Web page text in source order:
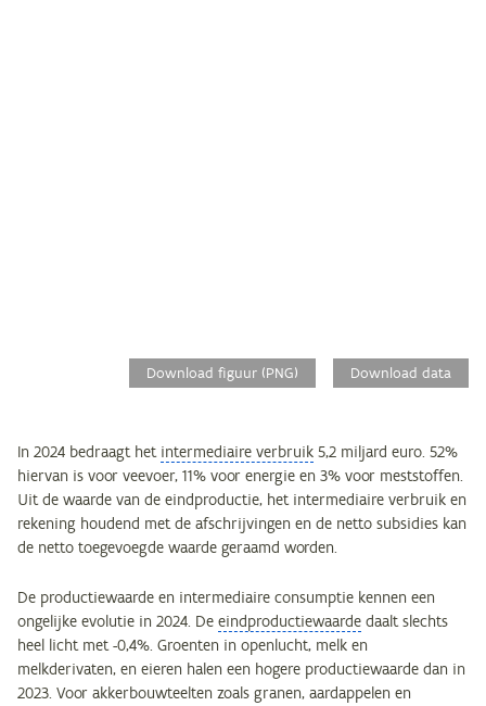
Download figuur (PNG) Download data
In 2024 bedraagt het intermediaire verbruik 5,2 miljard euro. 52%
hiervan is voor veevoer, 11% voor energie en 3% voor meststoffen.
Uit de waarde van de eindproductie, het intermediaire verbruik en
rekening houdend met de afschrijvingen en de netto subsidies kan
de netto toegevoegde waarde geraamd worden.
De productiewaarde en intermediaire consumptie kennen een
ongelijke evolutie in 2024. De eindproductiewaarde daalt slechts
heel licht met -0,4%. Groenten in openlucht, melk en
melkderivaten, en eieren halen een hogere productiewaarde dan in
2023. Voor akkerbouwteelten zoals granen, aardappelen en